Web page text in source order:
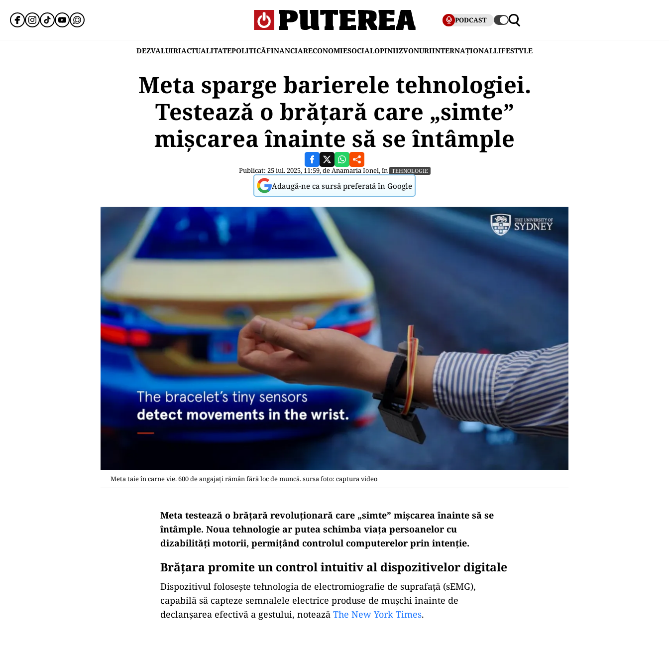
PODCAST
DEZVALUIRIACTUALITATEPOLITICĂFINANCIARECONOMIESOCIALOPINIIZVONURIINTERNAȚIONALLIFESTYLE
Meta sparge barierele tehnologiei.
Testează o brățară care „simte”
mișcarea înainte să se întâmple
Publicat: 25 iul. 2025, 11:59, deAnamaria Ionel, în TEHNOLOGIE
Adaugă-ne ca sursă preferată în Google
Meta taie în carne vie. 600 de angajaţi rămân fără loc de muncă. sursa foto: captura video
Meta testează o brățară revoluționară care „simte” mișcarea înainte să se
întâmple. Noua tehnologie ar putea schimba viața persoanelor cu
dizabilități motorii, permițând controlul computerelor prin intenție.
Brățara promite un control intuitiv al dispozitivelor digitale
Dispozitivul folosește tehnologia de electromiografie de suprafață (sEMG),
capabilă să capteze semnalele electrice produse de mușchi înainte de
declanșarea efectivă a gestului, notează The New York Times.